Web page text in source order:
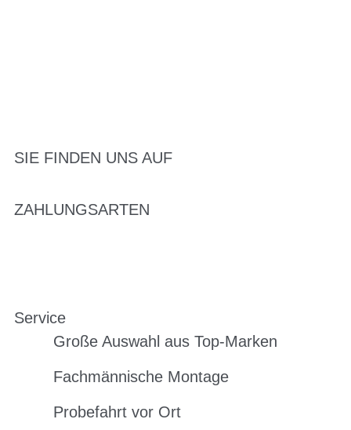
SIE FINDEN UNS AUF
ZAHLUNGSARTEN
Service
Große Auswahl aus Top-Marken
Fachmännische Montage
Probefahrt vor Ort